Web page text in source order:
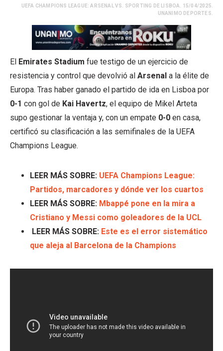
UEFA CHAMPIONS LEAGUE: ARSENAL VS. SPORTING DE LISBOA. 15/04/2025.
UNANIMO DEPORTES.
El Emirates Stadium fue testigo de un ejercicio de
resistencia y control que devolvió al Arsenal a la élite de
Europa. Tras haber ganado el partido de ida en Lisboa por
0-1 con gol de Kai Havertz, el equipo de Mikel Arteta
supo gestionar la ventaja y, con un empate 0-0 en casa,
certificó su clasificación a las semifinales de la UEFA
Champions League.
LEER MÁS SOBRE: UEFA Champions League:
Partidos, marcadores y dónde ver los cuartos
LEER MÁS SOBRE: Mbappé pone en la mira a
Cristiano y Messi como goleadores de la UCL
LEER MÁS SOBRE: Este es el error sistemático
que aleja al Barcelona de la Champions